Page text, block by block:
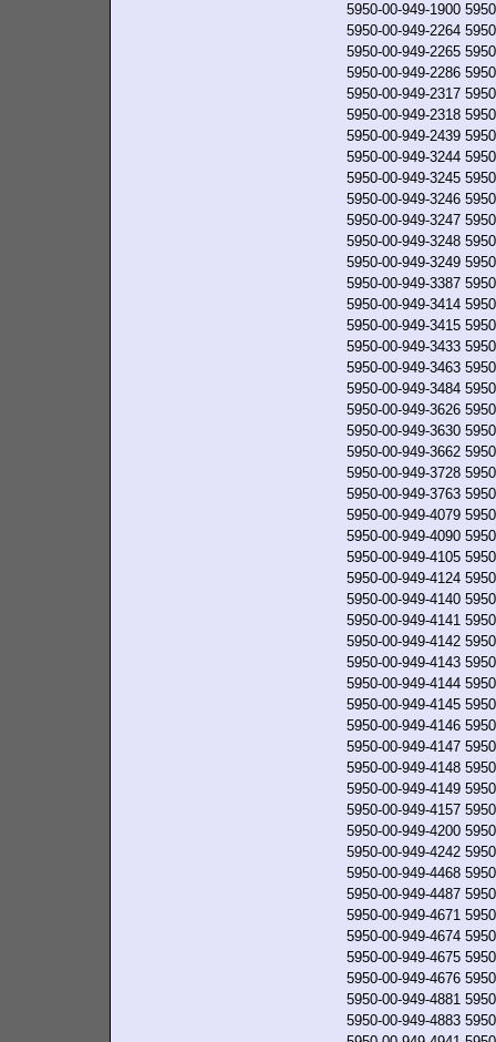
5950-00-949-1900
5950-00-949-2264
5950-00-949-2265
5950-00-949-2286
5950-00-949-2317
5950-00-949-2318
5950-00-949-2439
5950-00-949-3244
5950-00-949-3245
5950-00-949-3246
5950-00-949-3247
5950-00-949-3248
5950-00-949-3249
5950-00-949-3387
5950-00-949-3414
5950-00-949-3415
5950-00-949-3433
5950-00-949-3463
5950-00-949-3484
5950-00-949-3626
5950-00-949-3630
5950-00-949-3662
5950-00-949-3728
5950-00-949-3763
5950-00-949-4079
5950-00-949-4090
5950-00-949-4105
5950-00-949-4124
5950-00-949-4140
5950-00-949-4141
5950-00-949-4142
5950-00-949-4143
5950-00-949-4144
5950-00-949-4145
5950-00-949-4146
5950-00-949-4147
5950-00-949-4148
5950-00-949-4149
5950-00-949-4157
5950-00-949-4200
5950-00-949-4242
5950-00-949-4468
5950-00-949-4487
5950-00-949-4671
5950-00-949-4674
5950-00-949-4675
5950-00-949-4676
5950-00-949-4881
5950-00-949-4883